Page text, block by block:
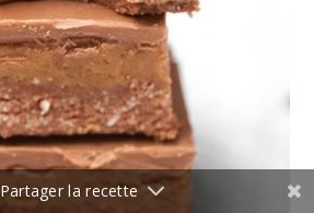
Partager la recette